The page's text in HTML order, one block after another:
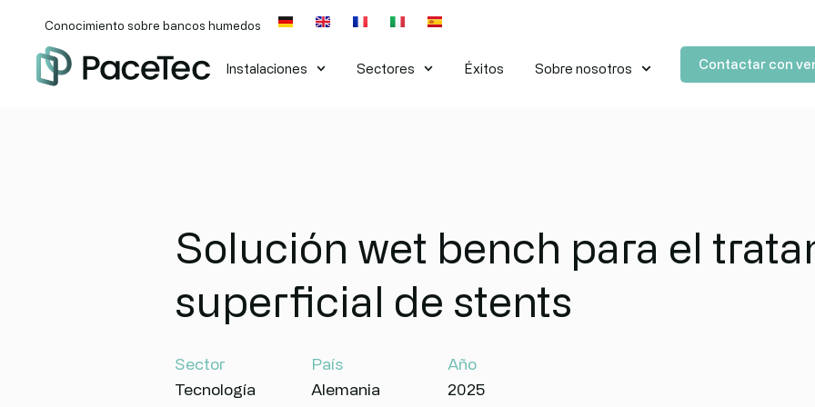
Conocimiento sobre bancos humedos
Instalaciones Sectores Éxitos Sobre nosotros Contactar con
Solución wet bench para el
superficial de stents
Sector
Tecnología
País
Alemania
Año
2025